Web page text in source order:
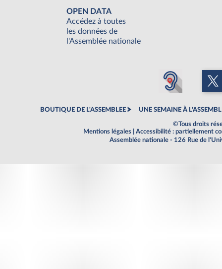
OPEN DATA
Accédez à toutes
les données de
l'Assemblée nationale
BOUTIQUE DE L'ASSEMBLEE UNE SEMAINE À
©Tous droits
Mentions légales
Accessibilité : partiellement
Assemblée nationale - 126 Rue de